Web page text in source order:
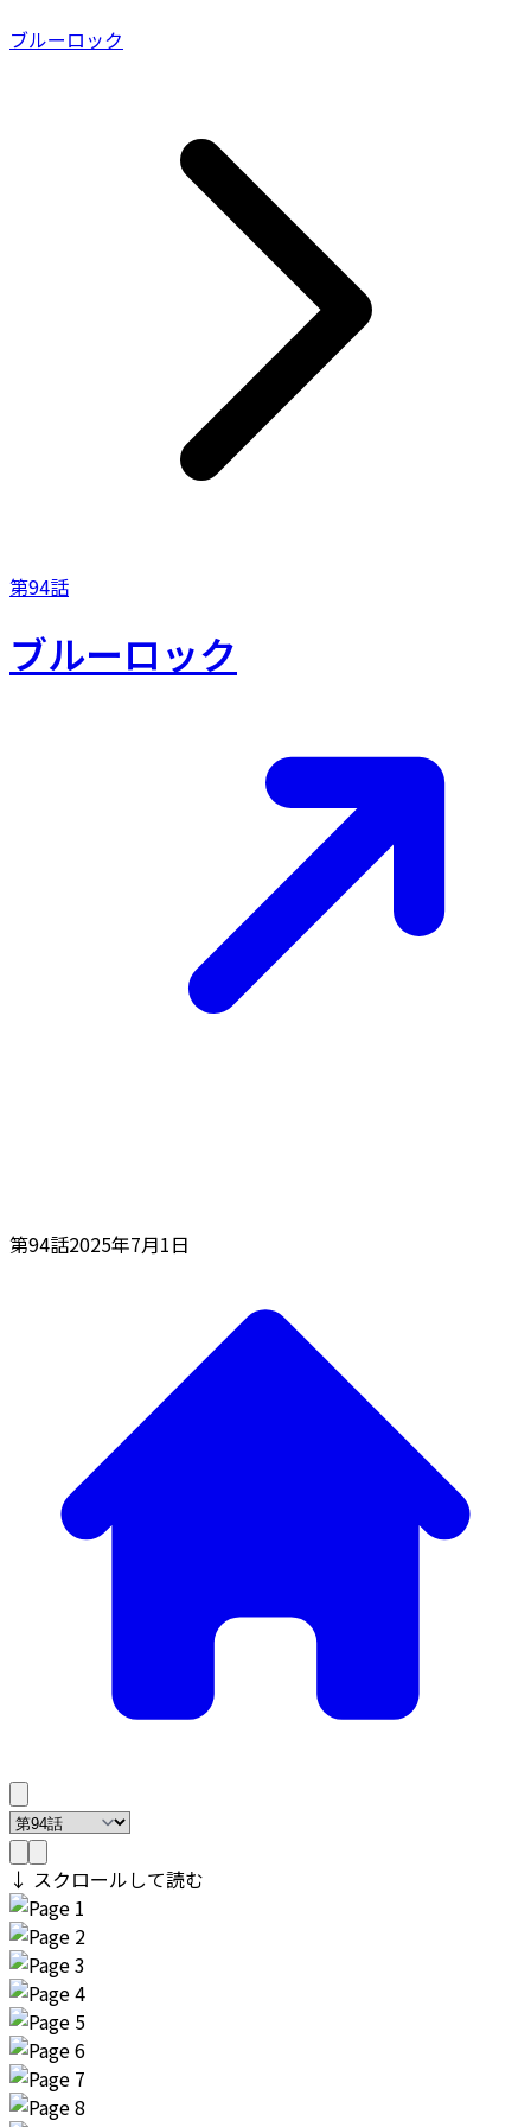
ブルーロック
第94話
ブルーロック
第94話2025年7月1日
↓ スクロールして読む